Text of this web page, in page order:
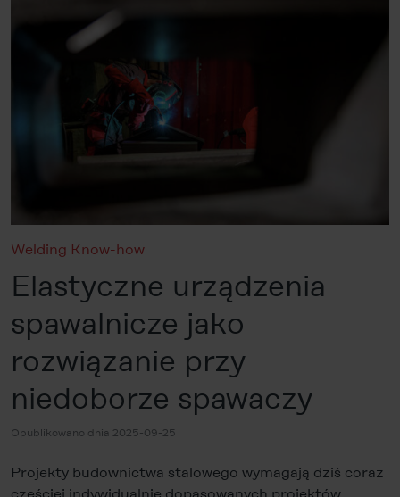
Welding Know-how
Elastyczne urządzenia
spawalnicze jako
rozwiązanie przy
niedoborze spawaczy
Opublikowano dnia 2025-09-25
Projekty budownictwa stalowego wymagają dziś coraz